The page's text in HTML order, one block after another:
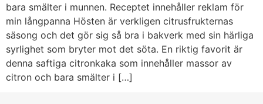
bara smälter i munnen. Receptet innehåller reklam för
min långpanna Hösten är verkligen citrusfrukternas
säsong och det gör sig så bra i bakverk med sin härliga
syrlighet som bryter mot det söta. En riktig favorit är
denna saftiga citronkaka som innehåller massor av
citron och bara smälter i […]